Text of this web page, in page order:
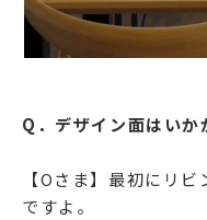
Q．デザイン面はいか
【Oさま】最初にリ
ですよ。